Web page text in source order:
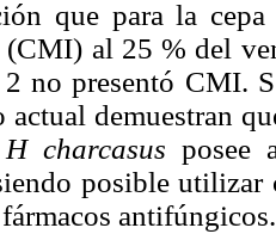
que para la
al 25 % del
2 no presentó CMI.
actual demuestran
H charcasus posee
posible utilizar
antifúngicos.